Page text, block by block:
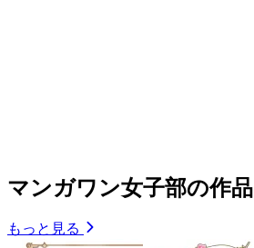
マンガワン女子部の作品
もっと見る